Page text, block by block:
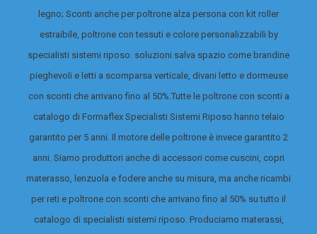
legno; Sconti anche per poltrone alza persona con kit roller
estraibile, poltrone con tessuti e colore personalizzabili by
specialisti sistemi riposo. soluzioni salva spazio come brandine
pieghevoli e letti a scomparsa verticale, divani letto e dormeuse
con sconti che arrivano fino al 50%.Tutte le poltrone con sconti a
catalogo di Formaflex Specialisti Sistemi Riposo hanno telaio
garantito per 5 anni. Il motore delle poltrone è invece garantito 2
anni. Siamo produttori anche di accessori come cuscini, copri
materasso, lenzuola e fodere anche su misura, ma anche ricambi
per reti e poltrone con sconti che arrivano fino al 50% su tutto il
catalogo di specialisti sistemi riposo. Produciamo materassi,